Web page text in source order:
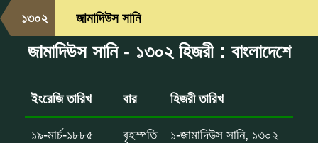
১৩০২ জামাদিউস সানি
জামাদিউস সানি - ১৩০২ হিজরী : বাংলাদেশে
ইংরেজি তারিখ বার হিজরী তারিখ
১৯-মার্চ-১৮৮৫ বৃহস্পতি ১-জামাদিউস সানি, ১৩০২